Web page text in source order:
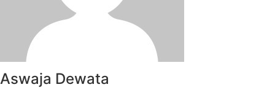
Aswaja Dewata